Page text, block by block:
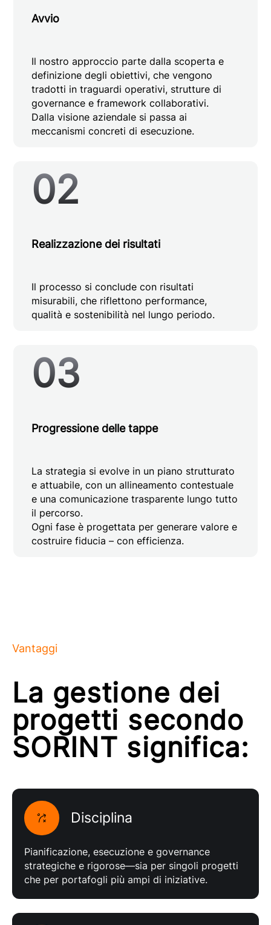
Avvio
Il nostro approccio parte dalla scoperta e
definizione degli obiettivi, che vengono
tradotti in traguardi operativi, strutture di
governance e framework collaborativi.
Dalla visione aziendale si passa ai
meccanismi concreti di esecuzione.
02
Realizzazione dei risultati
Il processo si conclude con risultati
misurabili, che riflettono performance,
qualità e sostenibilità nel lungo periodo.
03
Progressione delle tappe
La strategia si evolve in un piano strutturato
e attuabile, con un allineamento contestuale
e una comunicazione trasparente lungo tutto
il percorso.
Ogni fase è progettata per generare valore e
costruire fiducia – con efficienza.
Vantaggi
La gestione dei
progetti secondo
SORINT significa:
Disciplina
Pianificazione, esecuzione e governance
strategiche e rigorose—sia per singoli progetti
che per portafogli più ampi di iniziative.